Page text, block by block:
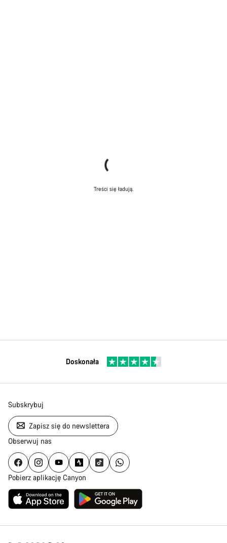
Treści się ładują.
Doskonała
Subskrybuj
Zapisz się do newslettera
Obserwuj nas
Pobierz aplikację Canyon